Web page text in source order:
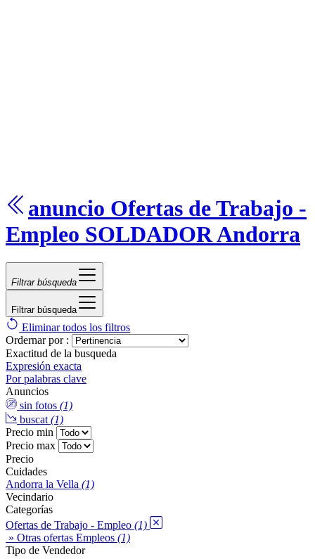
anuncio Ofertas de Trabajo -
Empleo SOLDADORAndorra
Filtrar búsqueda
Filtrar búsqueda
Eliminar todos los filtros
Ordernar por :
Exactitud de la busqueda
Expresión exacta
Por palabras clave
Anuncios
sin fotos (1)
buscat (1)
Precio min
Precio max
Precio
Cuidades
Andorra la Vella (1)
Vecindario
Categorías
Ofertas de Trabajo - Empleo (1)
» Otras ofertas Empleos (1)
Tipo de Vendedor